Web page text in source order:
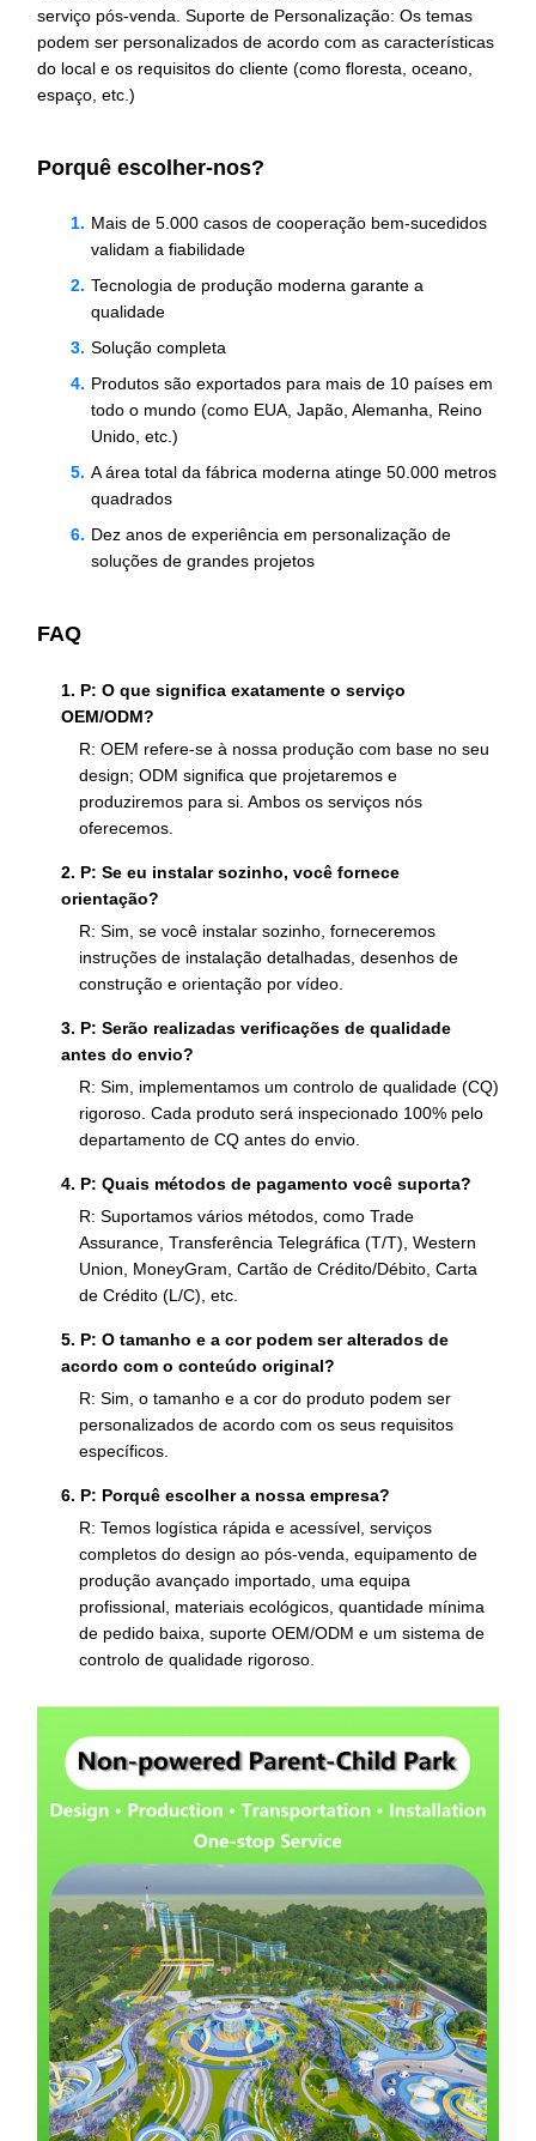
serviço pós-venda. Suporte de Personalização: Os temas
podem ser personalizados de acordo com as características
do local e os requisitos do cliente (como floresta, oceano,
espaço, etc.)
Porquê escolher-nos?
Mais de 5.000 casos de cooperação bem-sucedidos
validam a fiabilidade
Tecnologia de produção moderna garante a
qualidade
Solução completa
Produtos são exportados para mais de 10 países em
todo o mundo (como EUA, Japão, Alemanha, Reino
Unido, etc.)
A área total da fábrica moderna atinge 50.000 metros
quadrados
Dez anos de experiência em personalização de
soluções de grandes projetos
FAQ
1. P: O que significa exatamente o serviço
OEM/ODM?
R: OEM refere-se à nossa produção com base no seu
design; ODM significa que projetaremos e
produziremos para si. Ambos os serviços nós
oferecemos.
2. P: Se eu instalar sozinho, você fornece
orientação?
R: Sim, se você instalar sozinho, forneceremos
instruções de instalação detalhadas, desenhos de
construção e orientação por vídeo.
3. P: Serão realizadas verificações de qualidade
antes do envio?
R: Sim, implementamos um controlo de qualidade (CQ)
rigoroso. Cada produto será inspecionado 100% pelo
departamento de CQ antes do envio.
4. P: Quais métodos de pagamento você suporta?
R: Suportamos vários métodos, como Trade
Assurance, Transferência Telegráfica (T/T), Western
Union, MoneyGram, Cartão de Crédito/Débito, Carta
de Crédito (L/C), etc.
5. P: O tamanho e a cor podem ser alterados de
acordo com o conteúdo original?
R: Sim, o tamanho e a cor do produto podem ser
personalizados de acordo com os seus requisitos
específicos.
6. P: Porquê escolher a nossa empresa?
R: Temos logística rápida e acessível, serviços
completos do design ao pós-venda, equipamento de
produção avançado importado, uma equipa
profissional, materiais ecológicos, quantidade mínima
de pedido baixa, suporte OEM/ODM e um sistema de
controlo de qualidade rigoroso.